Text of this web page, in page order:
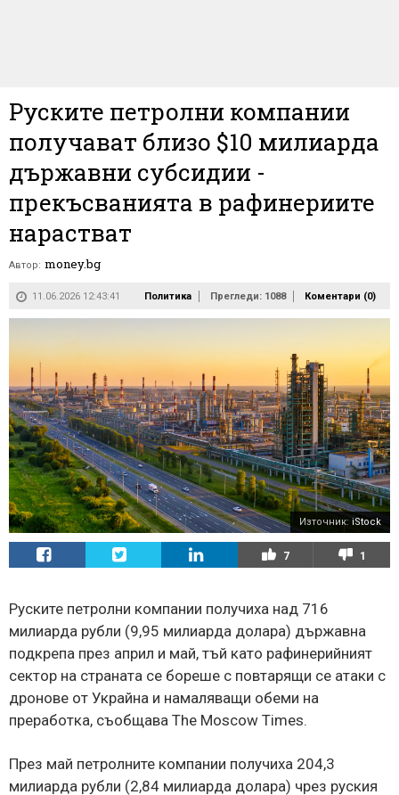
Руските петролни компании
получават близо $10 милиарда
държавни субсидии -
прекъсванията в рафинериите
нарастват
Автор: money.bg
11.06.2026 12:43:41 Политика Прегледи: 1088 Коментари (0)
Източник: iStock
7 1
Руските петролни компании получиха над 716
милиарда рубли (9,95 милиарда долара) държавна
подкрепа през април и май, тъй като рафинерийният
сектор на страната се бореше с повтарящи се атаки с
дронове от Украйна и намаляващи обеми на
преработка, съобщава The Moscow Times.
През май петролните компании получиха 204,3
милиарда рубли (2,84 милиарда долара) чрез руския